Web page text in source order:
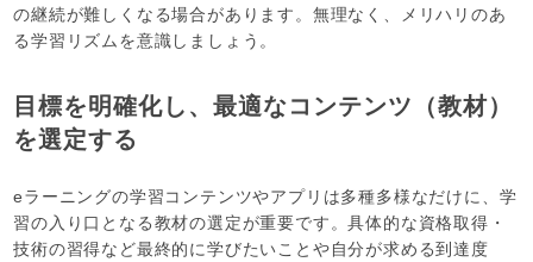
の継続が難しくなる場合があります。無理なく、メリハリのあ
る学習リズムを意識しましょう。
目標を明確化し、最適なコンテンツ（教材）
を選定する
eラーニングの学習コンテンツやアプリは多種多様なだけに、学
習の入り口となる教材の選定が重要です。具体的な資格取得・
技術の習得など最終的に学びたいことや自分が求める到達度